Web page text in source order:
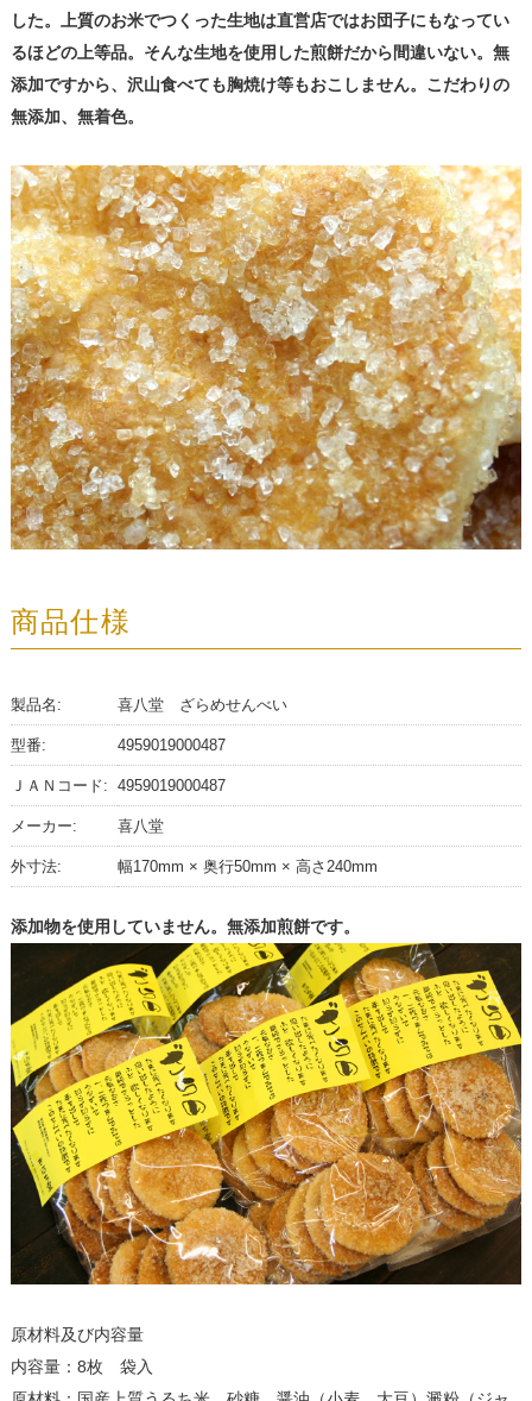
した。上質のお米でつくった生地は直営店ではお団子にもなってい
るほどの上等品。そんな生地を使用した煎餅だから間違いない。無
添加ですから、沢山食べても胸焼け等もおこしません。こだわりの
無添加、無着色。
商品仕様
製品名: 喜八堂 ざらめせんべい
型番: 4959019000487
ＪＡＮコード: 4959019000487
メーカー: 喜八堂
外寸法: 幅170mm × 奥行50mm × 高さ240mm
添加物を使用していません。無添加煎餅です。
原材料及び内容量
内容量：8枚 袋入